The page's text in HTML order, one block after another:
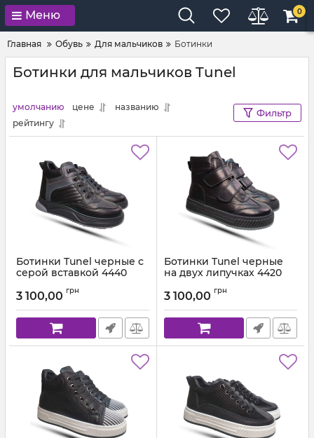
Меню 0
Главная Обувь Для мальчиков Ботинки
Ботинки для мальчиков Tunel
умолчанию цене
названию
рейтингу
Фильтр
Ботинки Tunel черные с
серой вставкой 4440
3 100,00 грн
Ботинки Tunel черные
на двух липучках 4420
3 100,00 грн